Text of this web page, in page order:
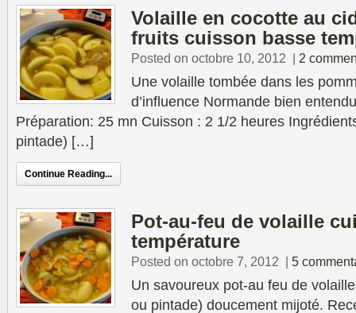
Volaille en cocotte au
fruits cuisson basse
Posted on octobre 10, 2012 | 2
Une volaille tombée dans les
d’influence Normande bien
Préparation: 25 mn Cuisson : 2 1/2 heures
pintade) […]
Continue Reading...
Pot-au-feu de volaille
température
Posted on octobre 7, 2012 | 5
Un savoureux pot-au feu de
ou pintade) doucement mijoté.